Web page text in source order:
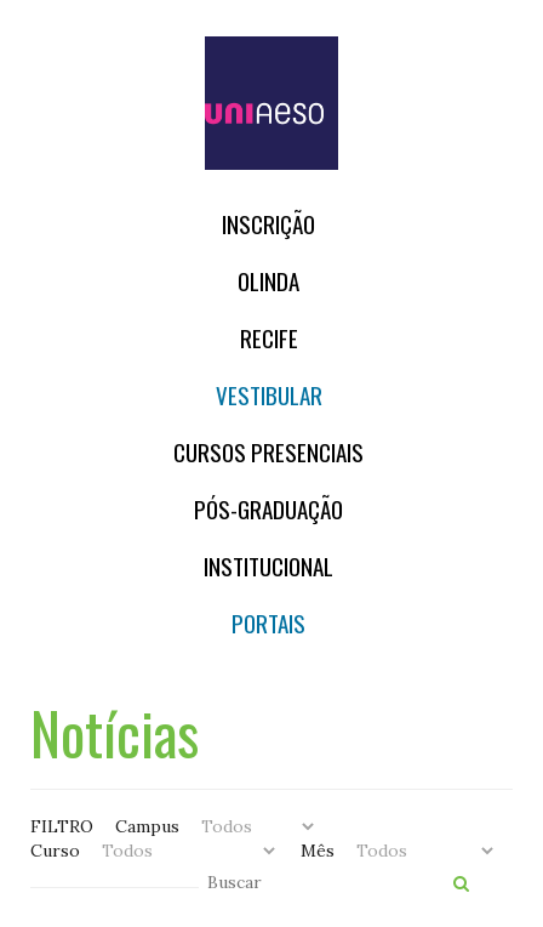
INSCRIÇÃO
OLINDA
RECIFE
VESTIBULAR
CURSOS PRESENCIAIS
PÓS-GRADUAÇÃO
INSTITUCIONAL
PORTAIS
Notícias
FILTRO
Campus
Curso
Mês